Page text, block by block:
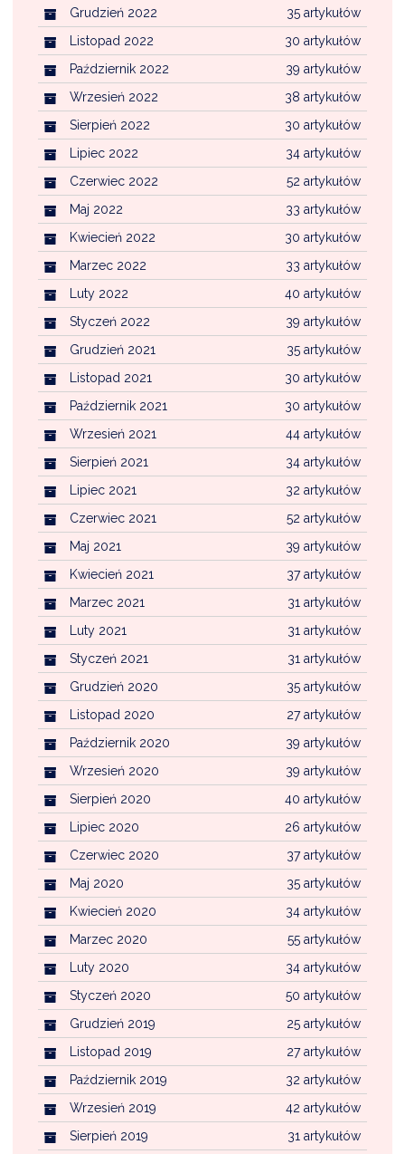
35 artykułów
Grudzień 2022
30 artykułów
Listopad 2022
39 artykułów
Październik 2022
38 artykułów
Wrzesień 2022
30 artykułów
Sierpień 2022
34 artykułów
Lipiec 2022
52 artykułów
Czerwiec 2022
33 artykułów
Maj 2022
30 artykułów
Kwiecień 2022
33 artykułów
Marzec 2022
40 artykułów
Luty 2022
39 artykułów
Styczeń 2022
35 artykułów
Grudzień 2021
30 artykułów
Listopad 2021
30 artykułów
Październik 2021
44 artykułów
Wrzesień 2021
34 artykułów
Sierpień 2021
32 artykułów
Lipiec 2021
52 artykułów
Czerwiec 2021
39 artykułów
Maj 2021
37 artykułów
Kwiecień 2021
31 artykułów
Marzec 2021
31 artykułów
Luty 2021
31 artykułów
Styczeń 2021
35 artykułów
Grudzień 2020
27 artykułów
Listopad 2020
39 artykułów
Październik 2020
39 artykułów
Wrzesień 2020
40 artykułów
Sierpień 2020
26 artykułów
Lipiec 2020
37 artykułów
Czerwiec 2020
35 artykułów
Maj 2020
34 artykułów
Kwiecień 2020
55 artykułów
Marzec 2020
34 artykułów
Luty 2020
50 artykułów
Styczeń 2020
25 artykułów
Grudzień 2019
27 artykułów
Listopad 2019
32 artykułów
Październik 2019
42 artykułów
Wrzesień 2019
31 artykułów
Sierpień 2019